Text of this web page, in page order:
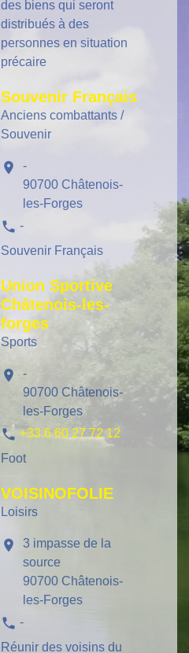
des biens qui seront
distribués à des
personnes en situation
précaire
Souvenir Français
Anciens combattants /
Souvenir
location_on
-
90700 Châtenois-
les-Forges
phone -
Souvenir Français
Union Sportive
Châtenois-les-
forges
Sports
location_on
-
90700 Châtenois-
les-Forges
phone +33 6 60 27 72 12
Foot
VOISINOFOLIE
Loisirs
location_on
3 impasse de la
source
90700 Châtenois-
les-Forges
phone -
Réunir des voisins du